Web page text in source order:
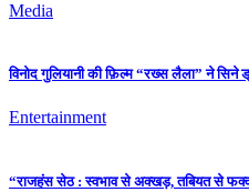
Media
विनोद गुलियानी की फ़िल्म “रख्स लैला” ने
Entertainment
“राजहंस सेठ : स्वभाव से अक्खड़, तबियत से